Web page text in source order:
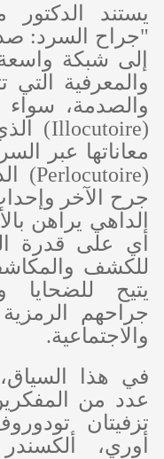
يستند
"جراح السرد:
إلى شبكة
والمعرفية
والصدمة، سواء
(
Illocutoire
)
معاناتها عبر
(
Perlocutoire
)
جرح الآخر
الداهي يراهن
أي على قدرة
للكشف
يتيح للضحايا
جراحهم
والاجتماعية.
في هذا
عدد من
تزفيتان
أوري،